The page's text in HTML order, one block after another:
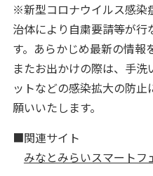
※新型コロナウイルス感染
治体により自粛要請等が行
す。あらかじめ最新の情報
またお出かけの際は、手
ットなどの感染拡大の防
願いいたします。
■関連サイト
みなとみらいスマートフ